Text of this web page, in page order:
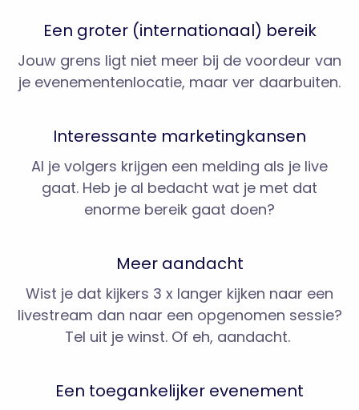
Een groter (internationaal) bereik
Jouw grens ligt niet meer bij de voordeur van
je evenementenlocatie, maar ver daarbuiten.
Interessante marketingkansen
Al je volgers krijgen een melding als je live
gaat. Heb je al bedacht wat je met dat
enorme bereik gaat doen?
Meer aandacht
Wist je dat kijkers 3 x langer kijken naar een
livestream dan naar een opgenomen sessie?
Tel uit je winst. Of eh, aandacht.
Een toegankelijker evenement